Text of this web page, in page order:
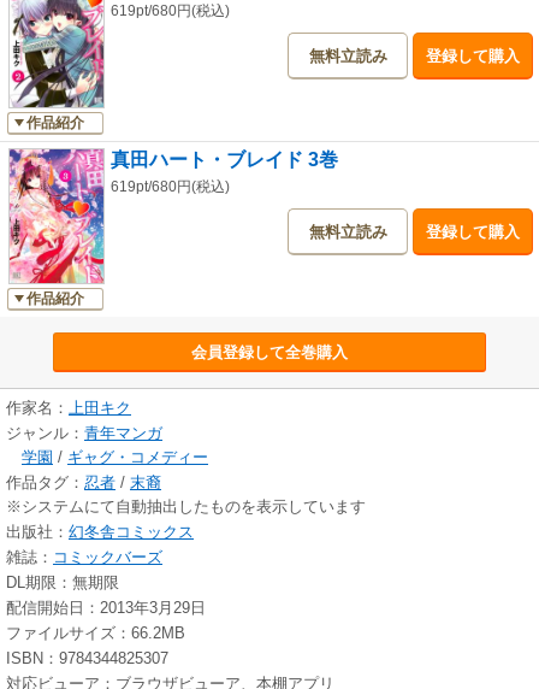
作品紹介
619pt/680円(税込)
無料立読み 登録して購入
作品紹介
真田ハート・ブレイド 3巻
619pt/680円(税込)
無料立読み 登録して購入
会員登録して全巻購入
作家名：
上田キク
ジャンル： 青年マンガ
学園 / ギャグ・コメディー
作品タグ： 忍者 / 末裔
※システムにて自動抽出したものを表示しています
出版社： 幻冬舎コミックス
雑誌： コミックバーズ
DL期限：無期限
配信開始日：2013年3月29日
ファイルサイズ：66.2MB
ISBN：9784344825307
対応ビューア：ブラウザビューア、本棚アプリ